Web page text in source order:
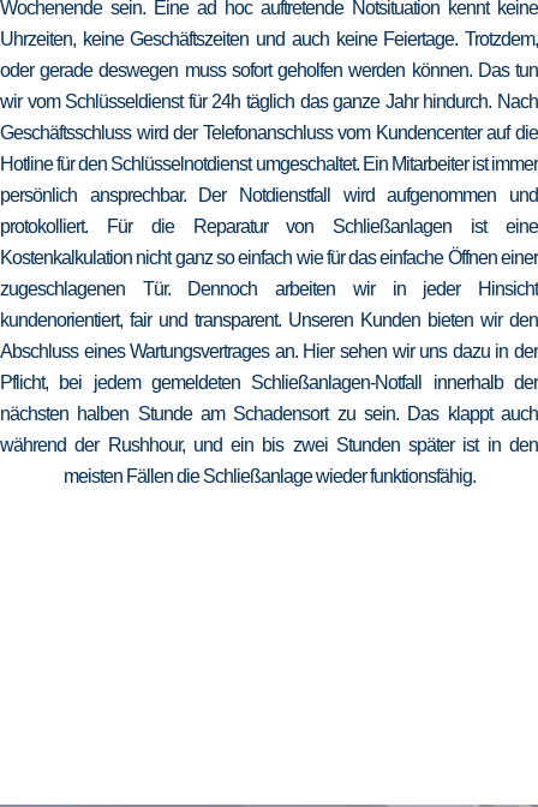
Wochenende sein. Eine ad hoc auftretende Notsituation kennt keine
Uhrzeiten, keine Geschäftszeiten und auch keine Feiertage. Trotzdem,
oder gerade deswegen muss sofort geholfen werden können. Das tun
wir vom Schlüsseldienst für 24h täglich das ganze Jahr hindurch. Nach
Geschäftsschluss wird der Telefonanschluss vom Kundencenter auf die
Hotline für den Schlüsselnotdienst umgeschaltet. Ein Mitarbeiter ist immer
persönlich ansprechbar. Der Notdienstfall wird aufgenommen und
protokolliert. Für die Reparatur von Schließanlagen ist eine
Kostenkalkulation nicht ganz so einfach wie für das einfache Öffnen einer
zugeschlagenen Tür. Dennoch arbeiten wir in jeder Hinsicht
kundenorientiert, fair und transparent. Unseren Kunden bieten wir den
Abschluss eines Wartungsvertrages an. Hier sehen wir uns dazu in der
Pflicht, bei jedem gemeldeten Schließanlagen-Notfall innerhalb der
nächsten halben Stunde am Schadensort zu sein. Das klappt auch
während der Rushhour, und ein bis zwei Stunden später ist in den
meisten Fällen die Schließanlage wieder funktionsfähig.